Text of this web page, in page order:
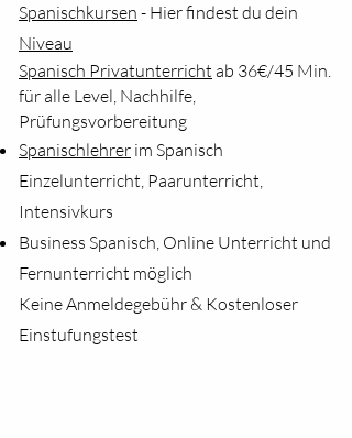
Spanischkursen - Hier findest du dein
Niveau
Spanisch Privatunterricht ab 36€/45 Min.
für alle Level, Nachhilfe,
Prüfungsvorbereitung
Spanischlehrer im Spanisch
Einzelunterricht, Paarunterricht,
Intensivkurs
Business Spanisch, Online Unterricht und
Fernunterricht möglich
Keine Anmeldegebühr & Kostenloser
Einstufungstest